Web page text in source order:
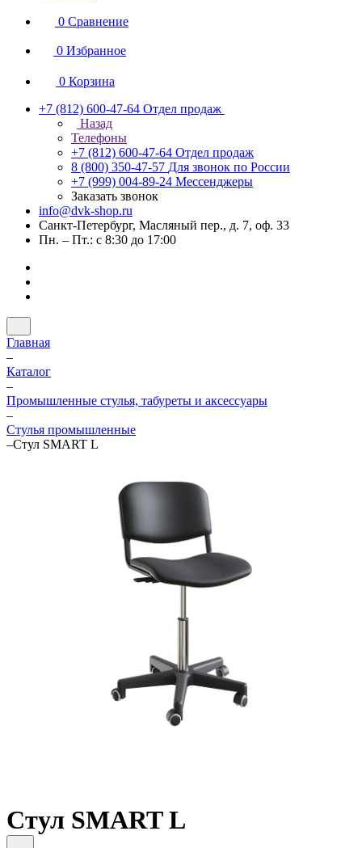
0 Сравнение
0 Избранное
0 Корзина
+7 (812) 600-47-64 Отдел продаж
Назад
Телефоны
+7 (812) 600-47-64 Отдел продаж
8 (800) 350-47-57 Для звонок по России
+7 (999) 004-89-24 Мессенджеры
Заказать звонок
info@dvk-shop.ru
Санкт-Петербург, Масляный пер., д. 7, оф. 33
Пн. – Пт.: с 8:30 до 17:00
Главная
–
Каталог
–
Промышленные стулья, табуреты и аксессуары
–
Стулья промышленные
–Стул SMART L
Стул SMART L